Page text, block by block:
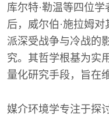
库尔特·勒温等四位
后，威尔伯·施拉姆
派深受战争与冷战的
究。其哲学根基为实
量化研究手段，旨在
媒介环境学专注于探